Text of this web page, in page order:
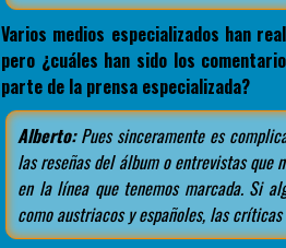
Varios medios especializados han
pero ¿cuáles han sido los
parte de la prensa especializada?
Alberto:Pues sinceramente es
las reseñas del álbum o entrevistas que
en la línea que tenemos marcada. Si
como austriacos y españoles, las